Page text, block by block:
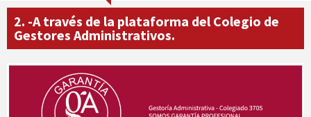
2. -A través de la plataforma del Colegio de
Gestores Administrativos.